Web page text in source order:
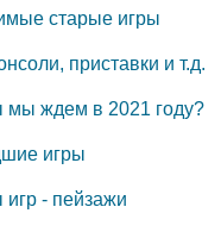
старые игры
приставки и т.д.
мы ждем в 2021 году?
игры
игр - пейзажи